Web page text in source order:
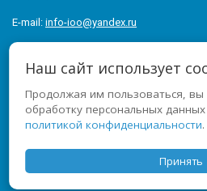
E-mail: info-ioo@yandex.ru
ПРАВА ЗАЩИЩЕНЫ.
МЫ В СОЦСЕТЯХ
Наш сайт использует
Продолжая им пользоваться, вы
обработку персональных данных
политикой конфиденциальности.
Принять